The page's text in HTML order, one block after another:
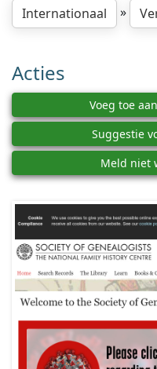
Internationaal
»
Acties
Voeg toe
Suggestie
Meld niet